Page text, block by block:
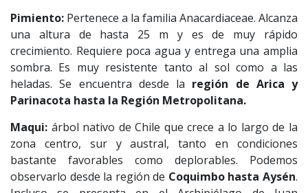
Pimiento: Pertenece a la familia Anacardiaceae. Alcanza
una altura de hasta 25 m y es de muy rápido
crecimiento. Requiere poca agua y entrega una amplia
sombra. Es muy resistente tanto al sol como a las
heladas. Se encuentra desde la región de Arica y
Parinacota hasta la Región Metropolitana.
Maqui: árbol nativo de Chile que crece a lo largo de la
zona centro, sur y austral, tanto en condiciones
bastante favorables como deplorables. Podemos
observarlo desde la región de Coquimbo hasta Aysén.